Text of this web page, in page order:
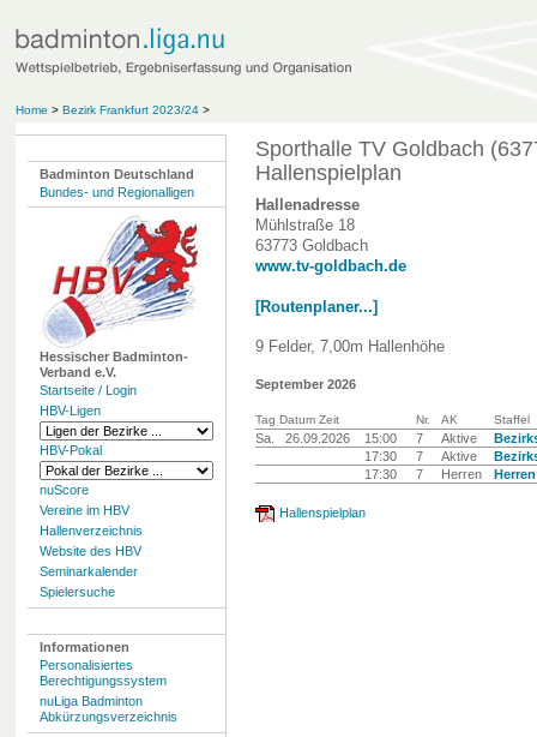
Home > Bezirk Frankfurt 2023/24>
Badminton Deutschland
Bundes- und Regionalligen
Hessischer Badminton-
Verband e.V.
Startseite / Login
HBV-Ligen
HBV-Pokal
nuScore
Vereine im HBV
Hallenverzeichnis
Website des HBV
Seminarkalender
Spielersuche
Informationen
Personalisiertes
Berechtigungssystem
nuLiga Badminton
Abkürzungsverzeichnis
Sporthalle TV Goldbach
Hallenspielplan
Hallenadresse
Mühlstraße 18
63773 Goldbach
www.tv-goldbach.de
[Routenplaner...]
9 Felder, 7,00m Hallenhöhe
September 2026
Tag Datum Zeit Nr. AK Staffel
Sa. 26.09.2026 15:00 7 Aktive
17:30
7 Aktive
17:30
7 Herren
Hallenspielplan